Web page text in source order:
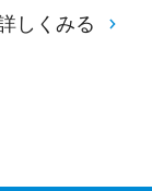
しくみる